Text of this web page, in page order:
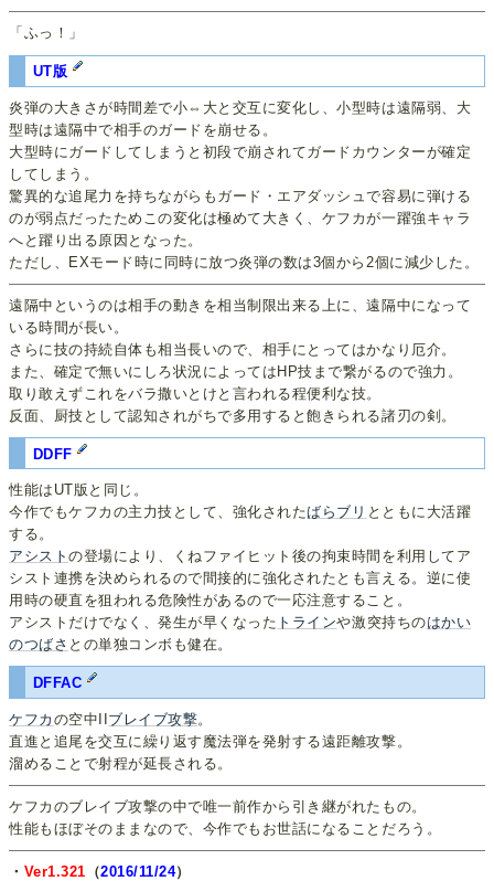
「ふっ！」
UT版
炎弾の大きさが時間差で小⇔大と交互に変化し、小型時は遠隔弱、大
型時は遠隔中で相手のガードを崩せる。
大型時にガードしてしまうと初段で崩されてガードカウンターが確定
してしまう。
驚異的な追尾力を持ちながらもガード・エアダッシュで容易に弾ける
のが弱点だったためこの変化は極めて大きく、ケフカが一躍強キャラ
へと躍り出る原因となった。
ただし、EXモード時に同時に放つ炎弾の数は3個から2個に減少した。
遠隔中というのは相手の動きを相当制限出来る上に、遠隔中になって
いる時間が長い。
さらに技の持続自体も相当長いので、相手にとってはかなり厄介。
また、確定で無いにしろ状況によってはHP技まで繋がるので強力。
取り敢えずこれをバラ撒いとけと言われる程便利な技。
反面、厨技として認知されがちで多用すると飽きられる諸刃の剣。
DDFF
性能はUT版と同じ。
今作でもケフカの主力技として、強化されたばらブリ とともに大活躍
する。
アシストの登場により、くねファイヒット後の拘束時間を利用してア
シスト連携を決められるので間接的に強化されたとも言える。逆に使
用時の硬直を狙われる危険性があるので一応注意すること。
アシストだけでなく、発生が早くなった トラインや激突持ちのはかい
のつばさ との単独コンボも健在。
DFFAC
ケフカ の空中IIブレイブ攻撃。
直進と追尾を交互に繰り返す魔法弾を発射する遠距離攻撃。
溜めることで射程が延長される。
ケフカのブレイブ攻撃の中で唯一前作から引き継がれたもの。
性能もほぼそのままなので、今作でもお世話になることだろう。
・ Ver1.321 （2016/11/24）